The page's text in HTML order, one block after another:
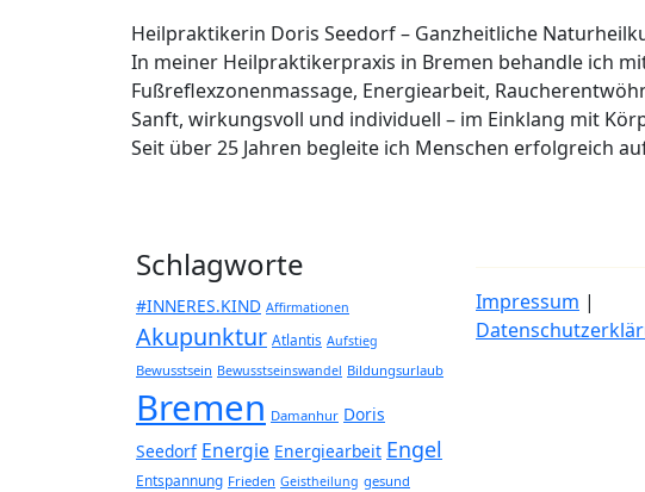
Heilpraktikerin Doris Seedorf – Ganzheitliche
In meiner Heilpraktikerpraxis in Bremen behandle ich
Fußreflexzonenmassage, Energiearbeit,
Sanft, wirkungsvoll und individuell – im Einklang mit
Seit über 25 Jahren begleite ich Menschen erfolgreich
Schlagworte
#INNERES.KIND Affirmationen
Akupunktur Atlantis Aufstieg
Bewusstsein Bewusstseinswandel Bildungsurlaub
Bremen Damanhur Doris
Seedorf Energie Energiearbeit Engel
Entspannung Frieden Geistheilung gesund
Impressum |